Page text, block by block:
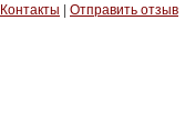
Контакты
Отправить отзыв